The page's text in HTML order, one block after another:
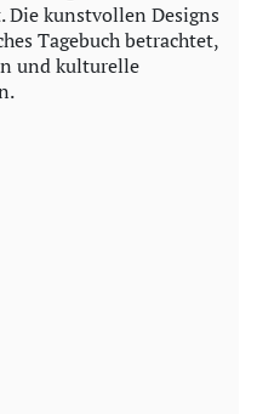
kunstvollen Designs
Tagebuch betrachtet,
und kulturelle